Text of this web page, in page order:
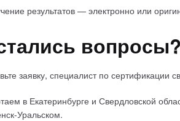
результатов — электронно или
вопросы?
заявку, специалист по сертификации
в Екатеринбурге и Свердловской
Уральском.